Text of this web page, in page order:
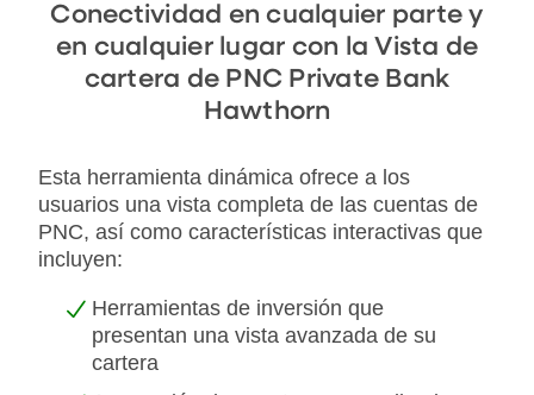
Conectividad en cualquier parte y
en cualquier lugar con la Vista de
cartera de PNC Private Bank
Hawthorn
Esta herramienta dinámica ofrece a los
usuarios una vista completa de las cuentas de
PNC, así como características interactivas que
incluyen:
Herramientas de inversión que
presentan una vista avanzada de su
cartera